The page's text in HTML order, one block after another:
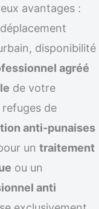
avantages :
disponibilité
agréé
de votre
de
anti-punaises
un traitement
ou un
anti